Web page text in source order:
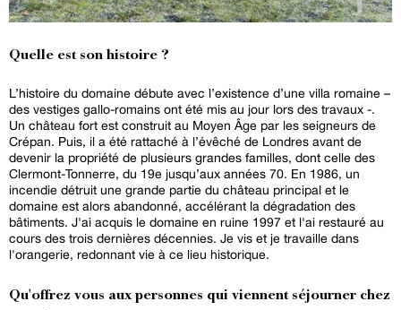
Quelle est son histoire ?
L’histoire du domaine débute avec l’existence d’une villa romaine –
des vestiges gallo-romains ont été mis au jour lors des travaux -.
Un château fort est construit au Moyen Âge par les seigneurs de
Crépan. Puis, il a été rattaché à l’évêché de Londres avant de
devenir la propriété de plusieurs grandes familles, dont celle des
Clermont-Tonnerre, du 19e jusqu’aux années 70. En 1986, un
incendie détruit une grande partie du château principal et le
domaine est alors abandonné, accélérant la dégradation des
bâtiments. J'ai acquis le domaine en ruine 1997 et l'ai restauré au
cours des trois dernières décennies. Je vis et je travaille dans
l'orangerie, redonnant vie à ce lieu historique.
Qu'offrez vous aux personnes qui viennent séjourner chez